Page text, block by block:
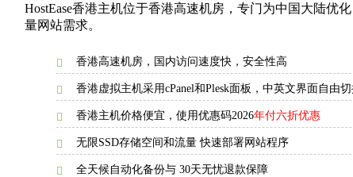
HostEase香港主机位于香港高速机房，专门为中国大陆优
量网站需求。
香港高速机房，国内访问速度快，安全性高
香港虚拟主机采用cPanel和Plesk面板，中英文界面自由切
香港主机价格便宜，使用优惠码2026年付六折优惠
无限SSD存储空间和流量 快速部署网站程序
全天候自动化备份与 30天无忧退款保障